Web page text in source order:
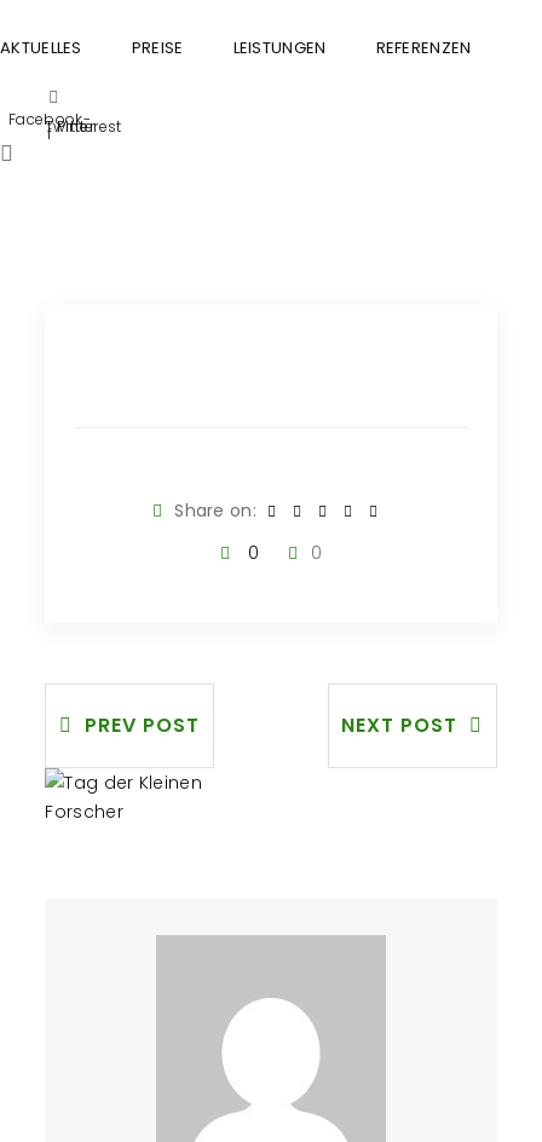
AKTUELLES PREISE LEISTUNGEN REFERENZEN
Facebook-
f
Twitter
Pinterest
Share on:
0
0
PREV POST NEXT POST